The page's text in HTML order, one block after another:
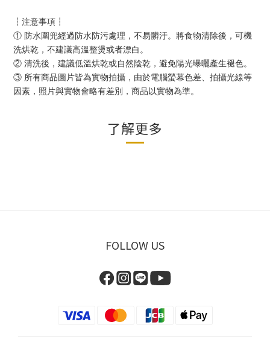
┇ 注意事項 ┇
① 防水圍兜經過防水防污處理，不易髒汙。將食物清除後，可機
洗烘乾，不建議高溫整燙或者漂白。
② 清洗後，建議低溫烘乾或自然陰乾，避免陽光曝曬產生褪色。
③ 所有商品圖片皆為實物拍攝，由於電腦螢幕色差、拍攝光線等
因素，照片與實物會略有差別，商品以實物為準。
了解更多
FOLLOW US